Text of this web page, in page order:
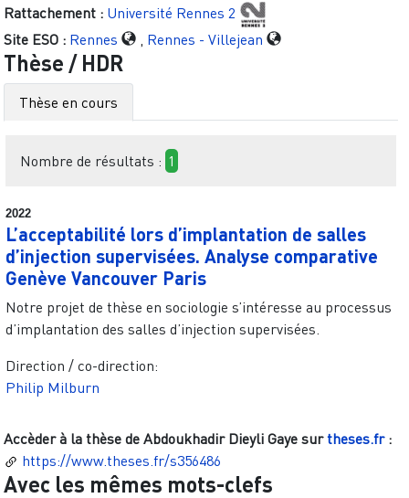
Rattachement : Université Rennes 2
Site ESO : Rennes Rennes - Villejean
Thèse / HDR
Thèse en cours
Nombre de résultats : 1
2022
L’acceptabilité lors d’implantation de salles
d’injection supervisées. Analyse comparative
Genève Vancouver Paris
Notre projet de thèse en sociologie s’intéresse au processus
d’implantation des salles d’injection supervisées.
Direction / co-direction:
Philip Milburn
Accèder à la thèse de Abdoukhadir Dieyli Gaye surtheses.fr:
https://www.theses.fr/s356486
Avec les mêmes mots-clefs